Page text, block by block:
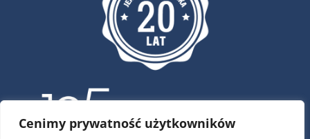
Cenimy prywatność użytkowników